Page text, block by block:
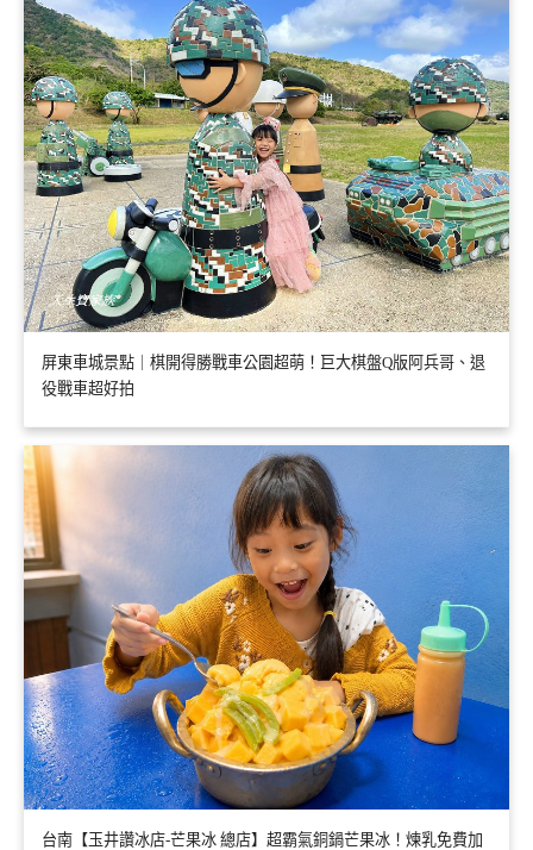
屏東車城景點｜棋開得勝戰車公園超萌！巨大棋盤Q版阿兵哥、退
役戰車超好拍
台南【玉井讚冰店-芒果冰 總店】超霸氣銅鍋芒果冰！煉乳免費加